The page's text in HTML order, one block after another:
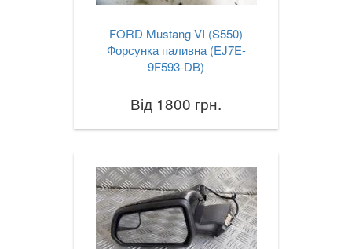
FORD Mustang VI (S550)
Форсунка паливна (EJ7E-
9F593-DB)
Від 1800 грн.